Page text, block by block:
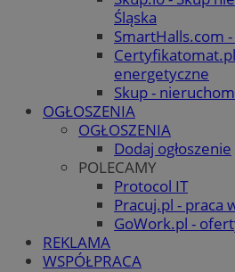
Śląska
SmartHalls.com
energetyczne
Skup -
OGŁOSZENIA
OGŁOSZENIA
Dodaj ogłoszenie
POLECAMY
Protocol IT
Pracuj.pl - praca
GoWork.pl -
REKLAMA
WSPÓŁPRACA